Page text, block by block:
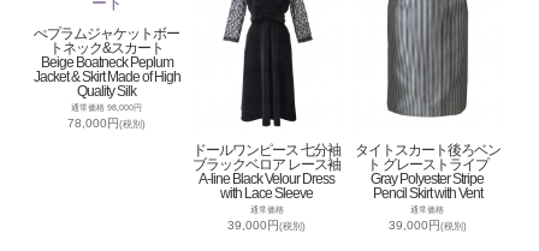
ぺプラムジャケットボー
トネック&スカート
Beige Boatneck Peplum
Jacket & Skirt Made of High
Quality Silk
通常価格 98,000円
78,000円(税別)
ドールワンピース 七分袖
ブラックベロア レース袖
A-line Black Velour Dress
with Lace Sleeve
通常価格
39,000円(税別)
タイトスカート後ろベン
ト グレーストライプ
Gray Polyester Stripe
Pencil Skirt with Vent
通常価格
39,000円(税別)